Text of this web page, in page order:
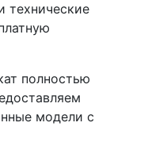
полностью
модели с